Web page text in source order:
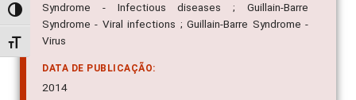
Alternar alto contraste
Alternar tamanho da fonte
Syndrome - Infectious diseases ; Guillain-Barre
Syndrome - Viral infections ; Guillain-Barre Syndrome -
Virus
DATA DE PUBLICAÇÃO:
2014